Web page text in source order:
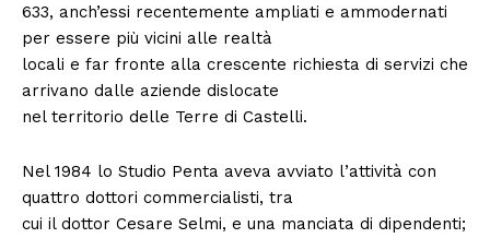
633, anch’essi recentemente ampliati e ammodernati
per essere più vicini alle realtà
locali e far fronte alla crescente richiesta di servizi che
arrivano dalle aziende dislocate
nel territorio delle Terre di Castelli.
Nel 1984 lo Studio Penta aveva avviato l’attività con
quattro dottori commercialisti, tra
cui il dottor Cesare Selmi, e una manciata di dipendenti;